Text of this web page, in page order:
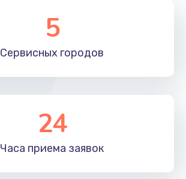
Заказать
Ремонт южного моста
1500 руб.
Чистка от пыли
990 руб.
Заказать
5
Сервисных городов
24
Часа приема заявок